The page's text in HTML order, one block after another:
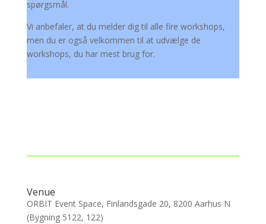
spørgsmål.
Vi anbefaler, at du melder dig til alle fire workshops,
men du er også velkommen til at udvælge de
workshops, du har mest brug for.
Venue
ORBIT Event Space, Finlandsgade 20, 8200 Aarhus N
(Bygning 5122, 122)